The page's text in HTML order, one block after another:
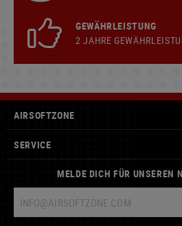
GEWÄHRLEISTUNG
2 JAHRE
AIRSOFTZONE
SERVICE
MELDE DICH FÜR UNSEREN